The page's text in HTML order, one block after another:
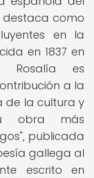
destaca como
en la
en 1837 en
Rosalía es
a la
de la cultura y
obra más
publicada
gallega al
escrito en